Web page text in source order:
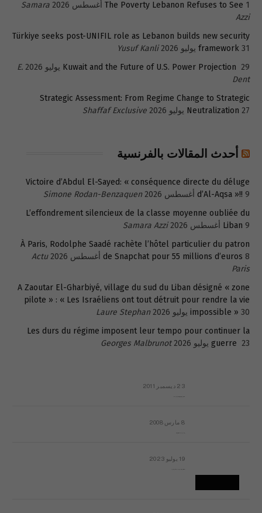
The Poverty Lebanon Refuses to See 1 أغسطس 2026
Samara
Azzi
Türkiye seeks post-UNIFIL role as Lebanon builds new security
framework 31 يوليو 2026
Yusuf Kanli
Kuwait and the Future of U.S. Power Projection 29 يوليو 2026
E.
Dent
Strategic Assessment: From Regime Change to Strategic
Neutralization 27 يوليو 2026 Shaffaf Exclusive
أحدث المقالات بالفرنسية
Victoire d’Abdul El-Sayed: « conséquence directe du déluge
d’Al-Aqsa »!! 9 أغسطس 2026
Simone Rodan-Benzaquen
L’effondrement silencieux de la classe moyenne oubliée du
Liban 9 أغسطس 2026
Samara Azzi
À Paris, Rodolphe Saadé rachète l’hôtel particulier du patron
de Snapchat pour 55 millions d’euros 8 أغسطس 2026
Actu
Paris
A Zaoutar El-Gharbiyé, village du sud du Liban désigné « zone
pilote » : « Les Israéliens ont tout détruit pour rendre la vie
impossible » 30 يوليو 2026
Laure Stephan
Les durs du régime imposent leur tempo pour continuer la
guerre 23 يوليو 2026 Georges Malbrunot
23 ديسمبر 2011
8 مارس 2008
19 يوليو 2023